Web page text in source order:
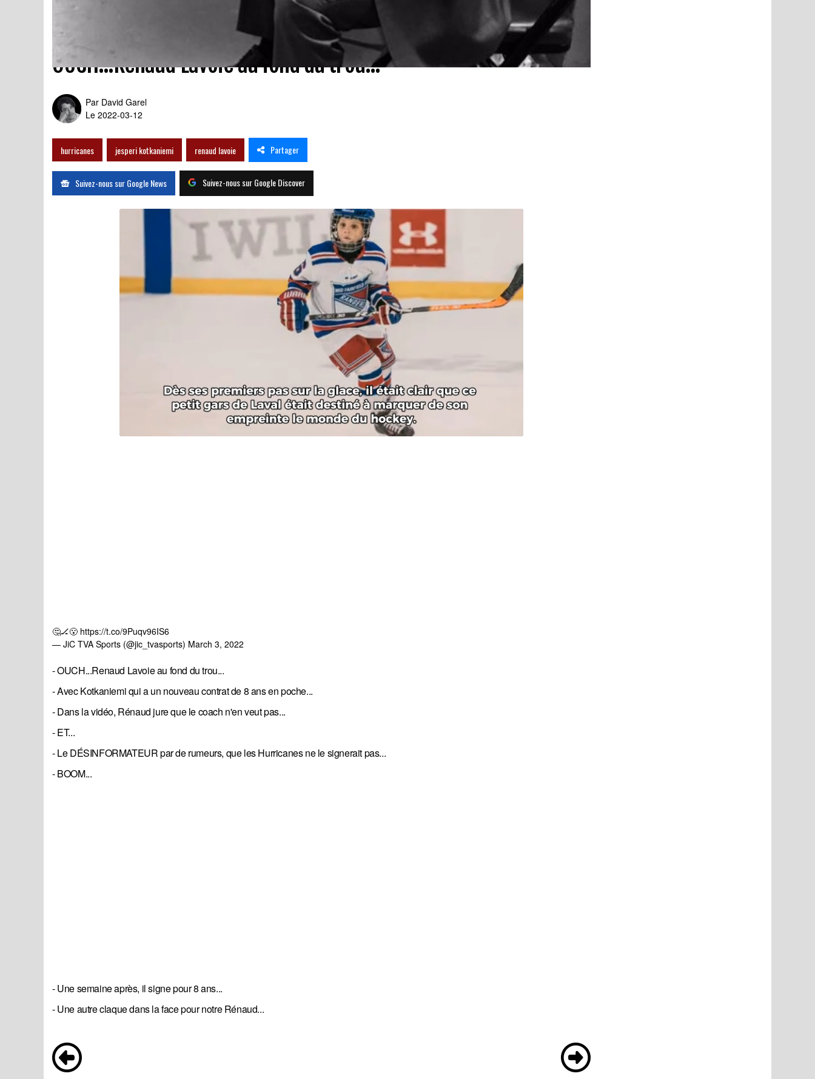
OUCH...Renaud Lavoie au fond du trou...
Par David Garel
Le 2022-03-12
hurricanes jesperi kotkaniemi renaud lavoie Partager
Suivez-nous sur Google News Suivez-nous sur Google Discover
🤔🏒😮 https://t.co/9Puqv96IS6
— JiC TVA Sports (@jic_tvasports) March 3, 2022
- OUCH...Renaud Lavoie au fond du trou...
- Avec Kotkaniemi qui a un nouveau contrat de 8 ans en poche...
- Dans la vidéo, Rénaud jure que le coach n'en veut pas...
- ET...
- Le DÉSINFORMATEUR par de rumeurs, que les Hurricanes ne le signerait pas...
- BOOM...
- Une semaine après, il signe pour 8 ans...
- Une autre claque dans la face pour notre Rénaud...